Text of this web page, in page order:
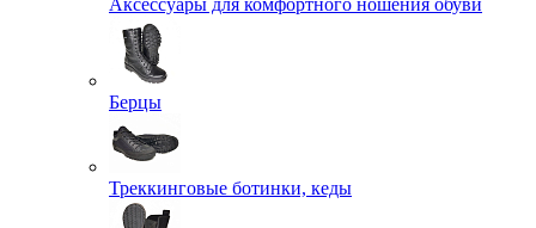
Аксессуары для комфортного ношения обуви
Берцы
Треккинговые ботинки, кеды